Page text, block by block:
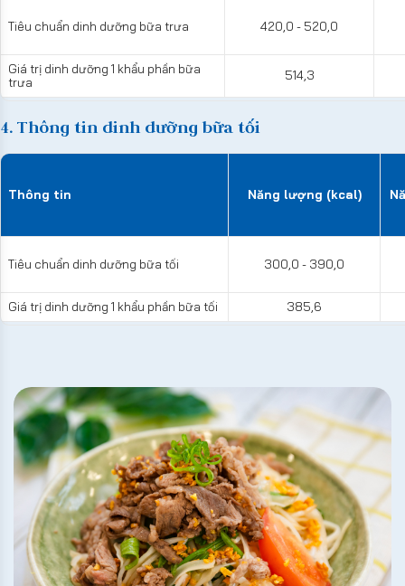
Tiêu chuẩn dinh dưỡng bữa trưa 420,0 - 520,0
Giá trị dinh dưỡng 1 khẩu phần bữa
trưa
514,3
4. Thông tin dinh dưỡng bữa tối
Thông tin Năng lượng (kcal)
Tiêu chuẩn dinh dưỡng bữa tối 300,0 - 390,0
Giá trị dinh dưỡng 1 khẩu phần bữa tối 385,6